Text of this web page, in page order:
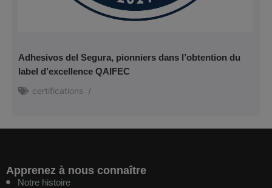
Adhesivos del Segura, pionniers dans l’obtention du
label d’excellence QAIFEC
certifications /
Apprenez à nous connaître
Notre histoire